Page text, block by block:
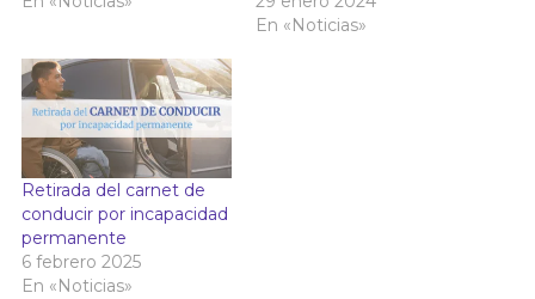
En «Noticias»
Retirada del carnet de
conducir por incapacidad
permanente
6 febrero 2025
En «Noticias»